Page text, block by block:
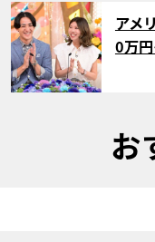
サムネイ
アメ
0万
お